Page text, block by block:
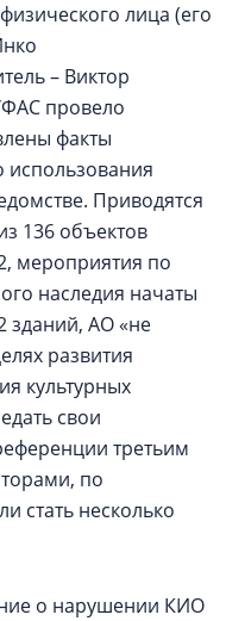
лица (его
– Виктор
провело
факты
использования
Приводятся
136 объектов
мероприятия по
наследия начаты
зданий, АО «не
развития
культурных
свои
третьим
по
стать несколько
о нарушении КИО